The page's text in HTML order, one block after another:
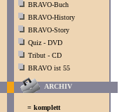
BRAVO-Buch
BRAVO-History
BRAVO-Story
Quiz - DVD
Tribut - CD
BRAVO ist 55
ARCHIV
= komplett